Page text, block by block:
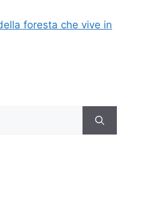
foresta che vive in